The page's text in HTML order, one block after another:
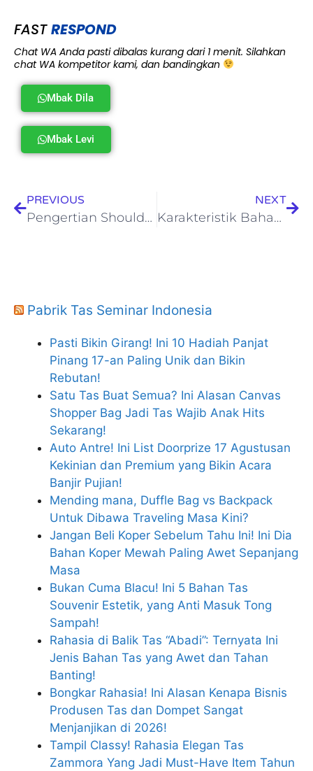
FASTRESPOND
Chat WA Anda pasti dibalas kurang dari 1 menit. Silahkan
chat WA kompetitor kami, dan bandingkan
Mbak Dila
Mbak Levi
PREVIOUS
Pengertian Shoulder Bag dan Toko Onlinenya
NEXT
Karakteristik Bahan Torin Untuk Tas, Apa Kelebihannya!
Pabrik Tas Seminar Indonesia
Pasti Bikin Girang! Ini 10 Hadiah Panjat
Pinang 17-an Paling Unik dan Bikin
Rebutan!
Satu Tas Buat Semua? Ini Alasan Canvas
Shopper Bag Jadi Tas Wajib Anak Hits
Sekarang!
Auto Antre! Ini List Doorprize 17 Agustusan
Kekinian dan Premium yang Bikin Acara
Banjir Pujian!
Mending mana, Duffle Bag vs Backpack
Untuk Dibawa Traveling Masa Kini?
Jangan Beli Koper Sebelum Tahu Ini! Ini Dia
Bahan Koper Mewah Paling Awet Sepanjang
Masa
Bukan Cuma Blacu! Ini 5 Bahan Tas
Souvenir Estetik, yang Anti Masuk Tong
Sampah!
Rahasia di Balik Tas “Abadi”: Ternyata Ini
Jenis Bahan Tas yang Awet dan Tahan
Banting!
Bongkar Rahasia! Ini Alasan Kenapa Bisnis
Produsen Tas dan Dompet Sangat
Menjanjikan di 2026!
Tampil Classy! Rahasia Elegan Tas
Zammora Yang Jadi Must-Have Item Tahun